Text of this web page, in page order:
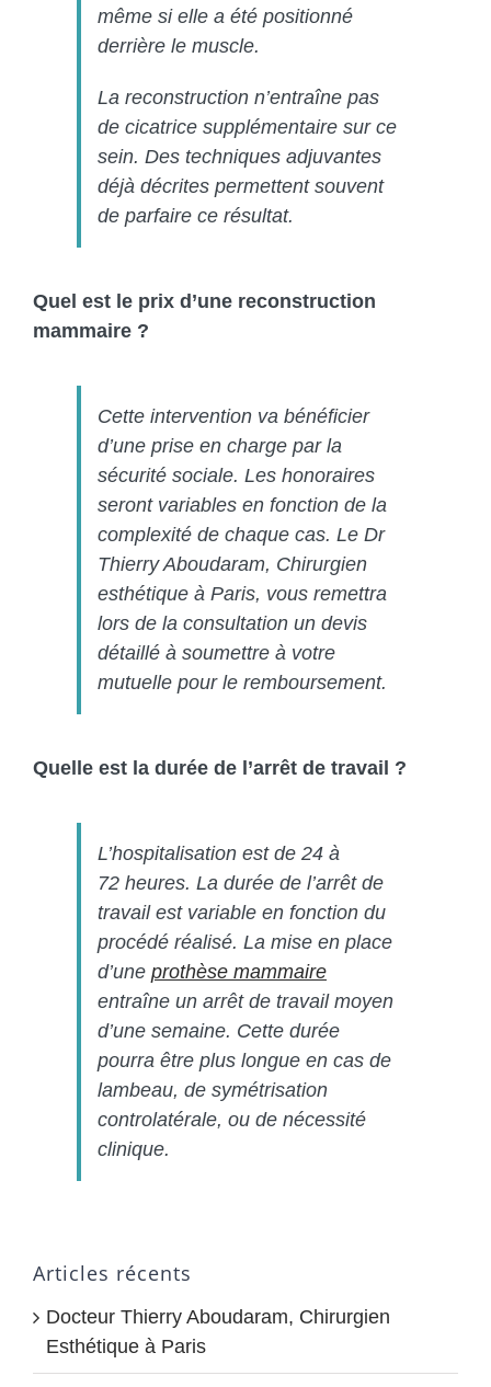
même si elle a été positionné
derrière le muscle.
La reconstruction n’entraîne pas
de cicatrice supplémentaire sur ce
sein. Des techniques adjuvantes
déjà décrites permettent souvent
de parfaire ce résultat.
Quel est le prix d’une reconstruction
mammaire ?
Cette intervention va bénéficier
d’une prise en charge par la
sécurité sociale. Les honoraires
seront variables en fonction de la
complexité de chaque cas. Le Dr
Thierry Aboudaram, Chirurgien
esthétique à Paris, vous remettra
lors de la consultation un devis
détaillé à soumettre à votre
mutuelle pour le remboursement.
Quelle est la durée de l’arrêt de travail ?
L’hospitalisation est de 24 à
72 heures. La durée de l’arrêt de
travail est variable en fonction du
procédé réalisé. La mise en place
d’une prothèse mammaire
entraîne un arrêt de travail moyen
d’une semaine. Cette durée
pourra être plus longue en cas de
lambeau, de symétrisation
controlatérale, ou de nécessité
clinique.
Articles récents
Docteur Thierry Aboudaram, Chirurgien
Esthétique à Paris